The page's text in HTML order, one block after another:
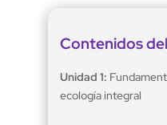
Contenidos
Unidad 1:
ecología integral